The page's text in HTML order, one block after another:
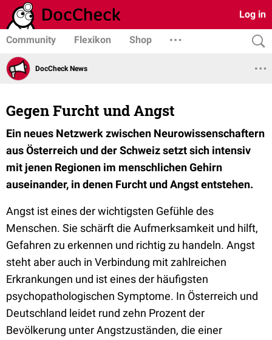
Log in
Community Flexikon Shop
DocCheck News
Gegen Furcht und Angst
Ein neues Netzwerk zwischen Neurowissenschaftern
aus Österreich und der Schweiz setzt sich intensiv
mit jenen Regionen im menschlichen Gehirn
auseinander, in denen Furcht und Angst entstehen.
Angst ist eines der wichtigsten Gefühle des
Menschen. Sie schärft die Aufmerksamkeit und hilft,
Gefahren zu erkennen und richtig zu handeln. Angst
steht aber auch in Verbindung mit zahlreichen
Erkrankungen und ist eines der häufigsten
psychopathologischen Symptome. In Österreich und
Deutschland leidet rund zehn Prozent der
Bevölkerung unter Angstzuständen, die einer